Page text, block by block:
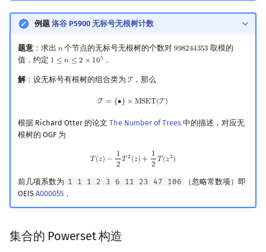
例题 洛谷 P5900 无标号无根树计数
题意：求出 𝑛
n个节点的无标号无根树的个数对998244353
998244353 取模的
值．约定 1 ≤ 𝑛 ≤ 2 × 105
1≤n ≤2 ×105 ．
解：设无标号有根树的组合类为 T
T，那么
T = {∙} × MSET(T )
T ={∙}× MSET(T)
根据 Richard Otter 的论文 The Number of Trees中的描述，对应无
根树的 OGF 为
𝑇 (𝑧) − 1
2𝑇 2 (𝑧) + 1
2 𝑇(𝑧2)
T 12T2 (z )+ T( z2)
前几项系数为 1 1 1 2 3 6 11 23 47 106
（忽略常数项）即
OEIS A000055．
集合的 Powerset 构造